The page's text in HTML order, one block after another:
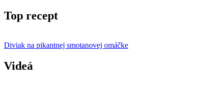
Top recept
Diviak na pikantnej smotanovej omáčke
Videá